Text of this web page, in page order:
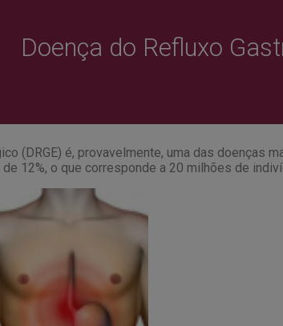
Doença do Refluxo
(DRGE) é, provavelmente, uma das doenças
12%, o que corresponde a 20 milhões de